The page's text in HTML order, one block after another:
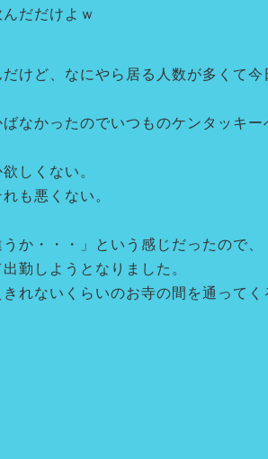
だだけよｗ
けど、なにやら居る人数が多くて今
なかったのでいつものケンタッキー
しくない。
も悪くない。
か・・・」という感じだったので、
勤しようとなりました。
れないくらいのお寺の間を通ってく